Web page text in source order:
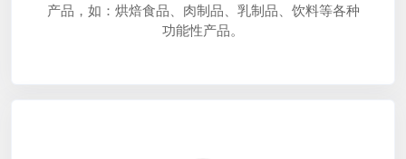
产品，如：烘焙食品、肉制品、乳制品、饮料等各种
功能性产品。